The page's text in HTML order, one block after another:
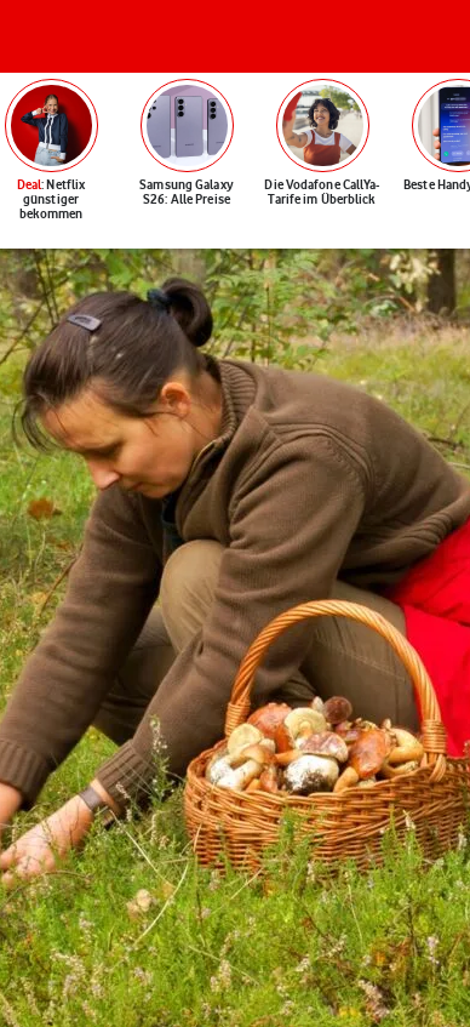
Deal: Netflix
günstiger
bekommen
Samsung Galaxy
S26: Alle Preise
Die Vodafone CallYa-
Tarife im Überblick
Beste